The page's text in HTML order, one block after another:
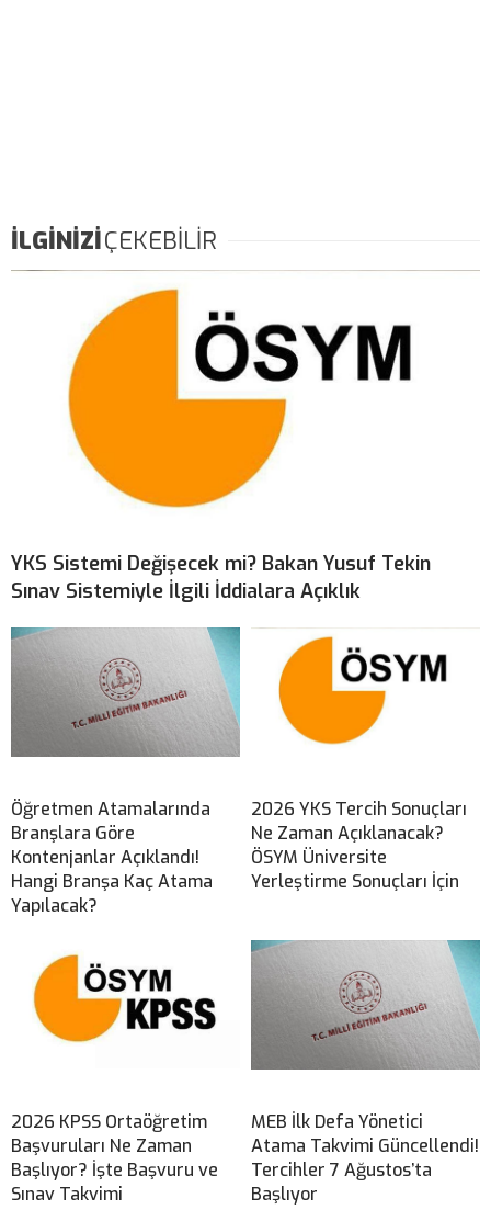
İLGİNİZİÇEKEBİLİR
YKS Sistemi Değişecek mi? Bakan Yusuf Tekin
Sınav Sistemiyle İlgili İddialara Açıklık
Öğretmen Atamalarında
Branşlara Göre
Kontenjanlar Açıklandı!
Hangi Branşa Kaç Atama
Yapılacak?
2026 YKS Tercih Sonuçları
Ne Zaman Açıklanacak?
ÖSYM Üniversite
Yerleştirme Sonuçları İçin
2026 KPSS Ortaöğretim
Başvuruları Ne Zaman
Başlıyor? İşte Başvuru ve
Sınav Takvimi
MEB İlk Defa Yönetici
Atama Takvimi Güncellendi!
Tercihler 7 Ağustos’ta
Başlıyor